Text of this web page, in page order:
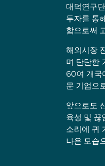
대덕연구
투자를 통
함으로써
해외시장
며 탄탄한
60여 개국
문 기업으
앞으로도
육성 및 끊
소리에 귀
나은 모습